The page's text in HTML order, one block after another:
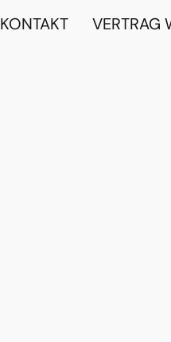
KONTAKT VERTRAG